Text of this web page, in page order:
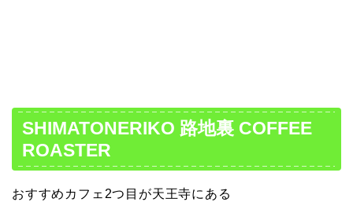
SHIMATONERIKO 路地裏 COFFEE
ROASTER
おすすめカフェ2つ目が天王寺にある